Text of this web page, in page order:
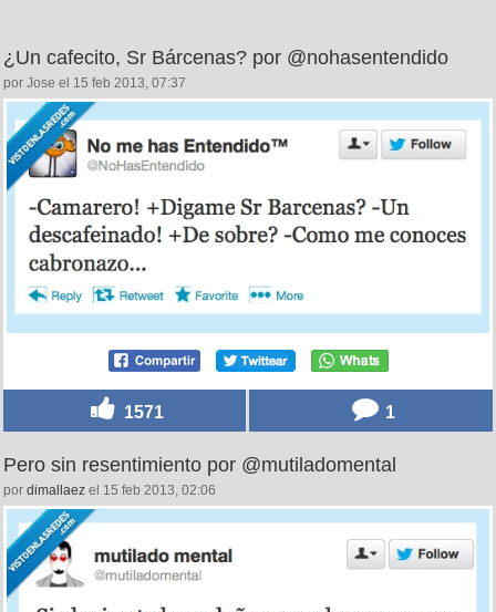
¿Un cafecito, Sr Bárcenas? por @nohasentendido
por Jose el 15 feb 2013, 07:37
1571 1
Pero sin resentimiento por @mutiladomental
por dimallaez el 15 feb 2013, 02:06